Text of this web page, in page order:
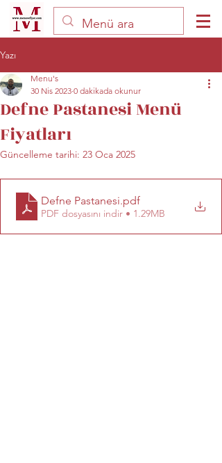
Yazı
Defne Pastanesi Menü
Fiyatları
Menu's
30 Nis 2023 0 dakikada okunur
Güncelleme tarihi: 23 Oca 2025
Defne Pastanesi.pdf
PDF dosyasını indir • 1.29MB